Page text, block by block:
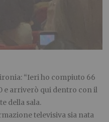
“Ieri ho compiuto 66
e arriverò qui dentro con il
della sala.
televisiva sia nata